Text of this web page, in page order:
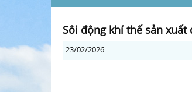
Sôi động khí thế sản
23/02/2026